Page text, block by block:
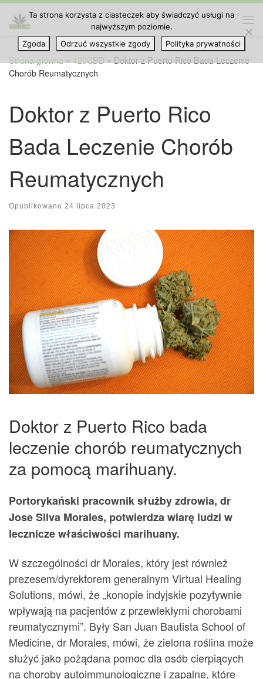
Przejdź do treści
Strona główna » 420CBD » Doktor z Puerto Rico Bada Leczenie
Chorób Reumatycznych
Doktor z Puerto Rico
Bada Leczenie Chorób
Reumatycznych
Opublikowano 24 lipca 2023
Doktor z Puerto Rico bada
leczenie chorób reumatycznych
za pomocą marihuany.
Portorykański pracownik służby zdrowia, dr
Jose Silva Morales, potwierdza wiarę ludzi w
lecznicze właściwości marihuany.
W szczególności dr Morales, który jest również
prezesem/dyrektorem generalnym Virtual Healing
Solutions, mówi, że „konopie indyjskie pozytywnie
wpływają na pacjentów z przewlekłymi chorobami
reumatycznymi”. Były San Juan Bautista School of
Medicine, dr Morales, mówi, że zielona roślina może
służyć jako pożądana pomoc dla osób cierpiących
na choroby autoimmunologiczne i zapalne, które
Ta strona korzysta z ciasteczek aby świadczyć usługi na
najwyższym poziomie.
Zgoda
Odrzuć wszystkie zgody Polityka prywatności